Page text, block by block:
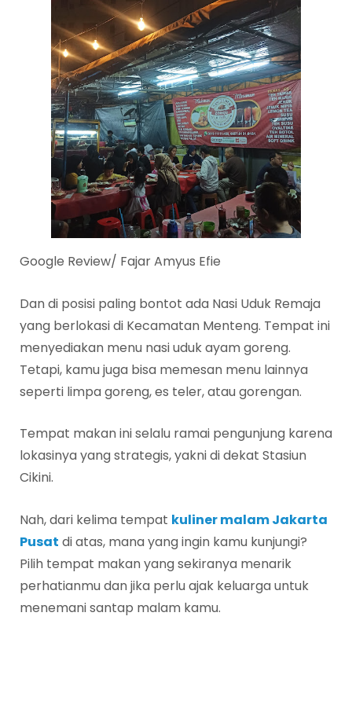
Google Review/ Fajar Amyus Efie
Dan di posisi paling bontot ada Nasi Uduk Remaja
yang berlokasi di Kecamatan Menteng. Tempat ini
menyediakan menu nasi uduk ayam goreng.
Tetapi, kamu juga bisa memesan menu lainnya
seperti limpa goreng, es teler, atau gorengan.
Tempat makan ini selalu ramai pengunjung karena
lokasinya yang strategis, yakni di dekat Stasiun
Cikini.
Nah, dari kelima tempat kuliner malam Jakarta
Pusat di atas, mana yang ingin kamu kunjungi?
Pilih tempat makan yang sekiranya menarik
perhatianmu dan jika perlu ajak keluarga untuk
menemani santap malam kamu.